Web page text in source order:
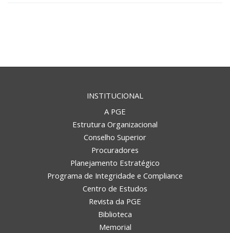
INSTITUCIONAL
A PGE
Estrutura Organizacional
Conselho Superior
Procuradores
Planejamento Estratégico
Programa de Integridade e Compliance
Centro de Estudos
Revista da PGE
Biblioteca
Memorial